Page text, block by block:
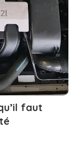
faut